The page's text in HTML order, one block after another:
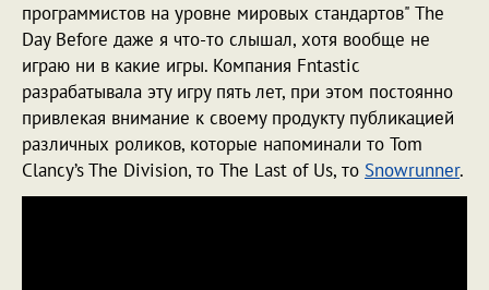
программистов на уровне мировых стандартов" The
Day Before даже я что-то слышал, хотя вообще не
играю ни в какие игры. Компания Fntastic
разрабатывала эту игру пять лет, при этом постоянно
привлекая внимание к своему продукту публикацией
различных роликов, которые напоминали то Tom
Clancy’s The Division, то The Last of Us, то Snowrunner.